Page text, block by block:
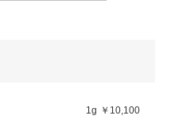
1g ￥10,100